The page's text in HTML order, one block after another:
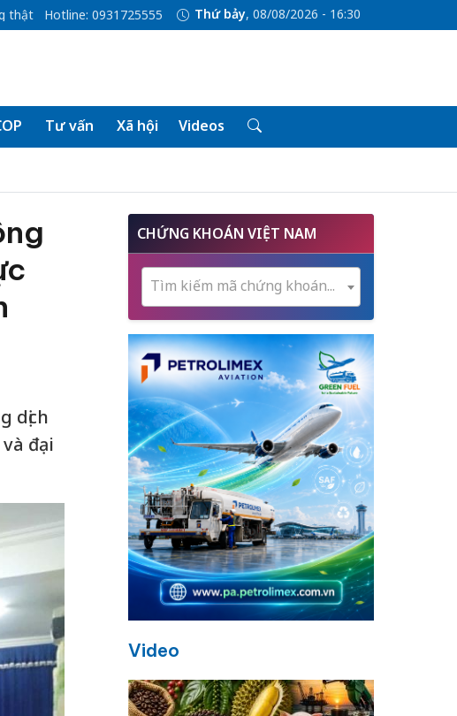
thật Hotline: 0931725555 Thứ bảy, 08/08/2026 - 16:30
Tư vấn Xã hội Videos
dịch
đại
CHỨNG KHOÁN VIỆT NAM
Tìm kiếm mã chứng khoán...
Video